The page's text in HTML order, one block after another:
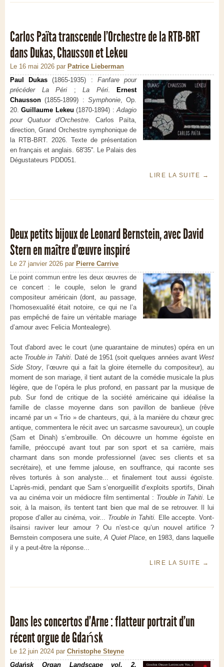
Carlos Païta transcende l'Orchestre de la RTB-BRT
dans Dukas, Chausson et Lekeu
Le 16 mai 2026 par Patrice Lieberman
Paul Dukas (1865-1935) : Fanfare pour
précéder La Péri ; La Péri.
Ernest
Chausson (1855-1899) : Symphonie, Op.
20.Guillaume Lekeu (1870-1894) :Adagio
pour Quatuor d'Orchestre. Carlos Païta,
direction, Grand Orchestre symphonique de
la RTB-BRT. 2026. Texte de présentation
en français et anglais. 68'35''. Le Palais des
Dégustateurs PDD051.
LIRE LA SUITE →
Deux petits bijoux de Leonard Bernstein, avec David
Stern en maître d’œuvre inspiré
Le 27 janvier 2026 par Pierre Carrive
Le point commun entre les deux œuvres de
ce concert : le couple, selon le grand
compositeur américain (dont, au passage,
l’homosexualité était notoire, ce qui ne l’a
pas empêché de faire un véritable mariage
d’amour avec Felicia Montealegre).
Tout d'abord avec le court (une quarantaine de minutes) opéra en un
acte Trouble in Tahiti. Daté de 1951 (soit quelques années avant West
Side Story, l’œuvre qui a fait la gloire éternelle du compositeur), au
moment de son mariage, il tient autant de la comédie musicale la plus
légère, que de l’opéra le plus profond, en passant par la musique de
pub. Sur fond de critique de la société américaine qui idéalise la
famille de classe moyenne dans son pavillon de banlieue (rêve
incarné par un « Trio » de chanteurs, qui, à la manière du chœur grec
antique, commentera le récit avec un sarcasme savoureux), un couple
(Sam et Dinah) s’embrouille. On découvre un homme égoïste en
famille, préoccupé avant tout par son sport et sa carrière, mais
charmant dans son monde professionnel (avec ses clients et sa
secrétaire), et une femme jalouse, en souffrance, qui raconte ses
rêves torturés à son analyste... et finalement tout aussi égoïste.
L’après-midi, pendant que Sam s’enorgueillit d’exploits sportifs, Dinah
va au cinéma voir un médiocre film sentimental : Trouble in Tahiti. Le
soir, à la maison, ils tentent tant bien que mal de se retrouver. Il lui
propose d’aller au cinéma, voir... Trouble in Tahiti. Elle accepte. Vont-
ilsainsi raviver leur amour ? Ou n’est-ce qu’un nouvel artifice ?
Bernstein composera une suite,A Quiet Place, en 1983, dans laquelle
il y a peut-être la réponse...
LIRE LA SUITE →
Dans les concertos d’Arne : flatteur portrait d’un
récent orgue de Gdańsk
Le 12 juin 2024 par Christophe Steyne
Gdańsk Organ Landscape vol. 2.